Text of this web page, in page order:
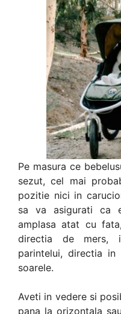
Pe masura ce
sezut, cel mai
pozitie nici in
sa va asigurati ca
amplasa atat cu
directia de mers,
parintelui, directia
soarele.
Aveti in vedere si
pana la orizontala